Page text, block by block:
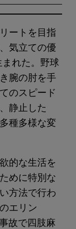
ートを目指
気立ての優
れた。野球
腕の肘を手
のスピード
静止した
種多様な変
的な生活を
めに特別な
方法で行わ
エリン
故で四肢麻